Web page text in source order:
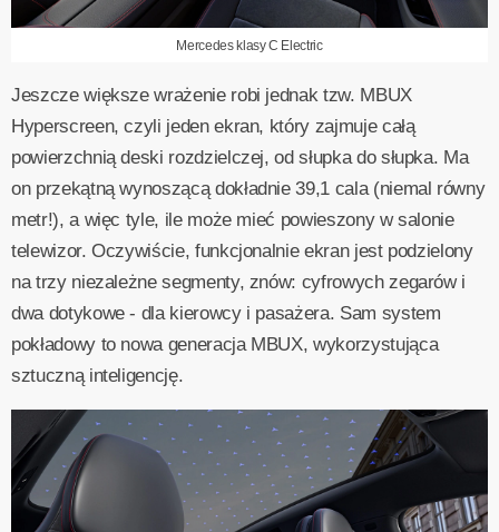
Mercedes klasy C Electric
Jeszcze większe wrażenie robi jednak tzw. MBUX
Hyperscreen, czyli jeden ekran, który zajmuje całą
powierzchnią deski rozdzielczej, od słupka do słupka. Ma
on przekątną wynoszącą dokładnie 39,1 cala (niemal równy
metr!), a więc tyle, ile może mieć powieszony w salonie
telewizor. Oczywiście, funkcjonalnie ekran jest podzielony
na trzy niezależne segmenty, znów: cyfrowych zegarów i
dwa dotykowe - dla kierowcy i pasażera. Sam system
pokładowy to nowa generacja MBUX, wykorzystująca
sztuczną inteligencję.